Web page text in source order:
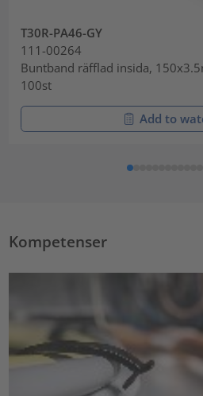
T30R-PA46-GY
111-00264
Buntband räfflad insida,
100st
Add to
Kompetenser